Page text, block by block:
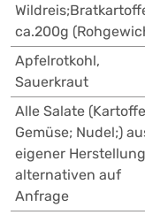
ca.200g
Apfelrotkohl,
Sauerkraut
Alle Salate
Gemüse; Nudel;)
eigener
alternativen auf
Anfrage